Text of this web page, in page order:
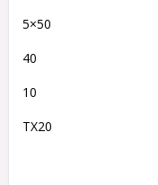
5×50
40
10
TX20